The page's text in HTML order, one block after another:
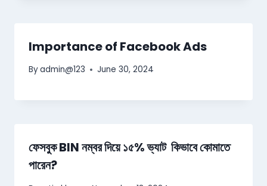
Importance of Facebook Ads
Byadmin@123 June 30, 2024
ফেসবুক BIN নম্বর দিয়ে ১৫% ভ্যাট কিভাবে কোমাতে
পারেন?